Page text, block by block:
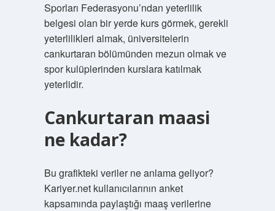
Sporları Federasyonu’ndan yeterlilik
belgesi olan bir yerde kurs görmek, gerekli
yeterlilikleri almak, üniversitelerin
cankurtaran bölümünden mezun olmak ve
spor kulüplerinden kurslara katılmak
yeterlidir.
Cankurtaran maasi
ne kadar?
Bu grafikteki veriler ne anlama geliyor?
Kariyer.net kullanıcılarının anket
kapsamında paylaştığı maaş verilerine